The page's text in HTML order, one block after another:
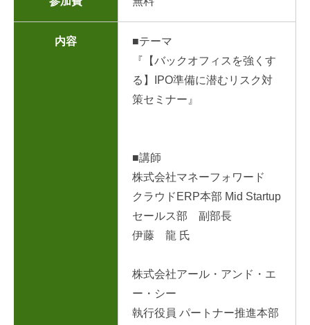
内容
■テーマ
『【バックオフィスを強くす
る】IPO準備に潜むリスク対
策セミナー』
■講師
株式会社マネーフォワード
クラウドERP本部 Mid Startup
セールス部 副部長
伊藤 龍 氏
株式会社アール・アンド・エ
ー・シー
執行役員 パートナー推進本部